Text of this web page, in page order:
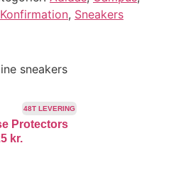
Konfirmation, Sneakers
sneakers
48T LEVERING
Protectors
kr.